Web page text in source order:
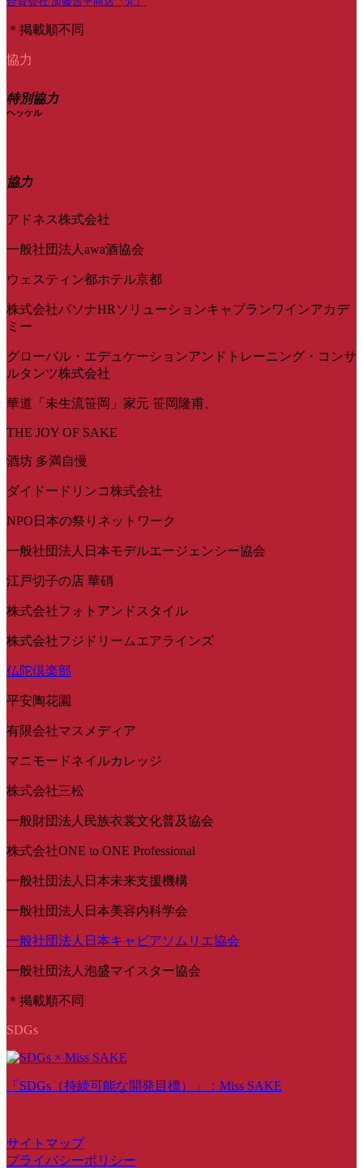
＊掲載順不同
協力
特別協力
ヘッケル
協力
アドネス株式会社
一般社団法人awa酒協会
ウェスティン都ホテル京都
株式会社パソナHRソリューションキャプランワインアカデ
ミー
グローバル・エデュケーションアンドトレーニング・コンサ
ルタンツ株式会社
華道「未生流笹岡」家元 笹岡隆甫、
THE JOY OF SAKE
酒坊 多満自慢
ダイドードリンコ株式会社
NPO日本の祭りネットワーク
一般社団法人日本モデルエージェンシー協会
江戸切子の店 華硝
株式会社フォトアンドスタイル
株式会社フジドリームエアラインズ
仏陀倶楽部
平安陶花園
有限会社マスメディア
マニモードネイルカレッジ
株式会社三松
一般財団法人民族衣裳文化普及協会
株式会社ONE to ONE Professional
一般社団法人日本未来支援機構
一般社団法人日本美容内科学会
一般社団法人日本キャビアソムリエ協会
一般社団法人泡盛マイスター協会
＊掲載順不同
SDGs
「SDGs（持続可能な開発目標）」：Miss SAKE
サイトマップ
プライバシーポリシー